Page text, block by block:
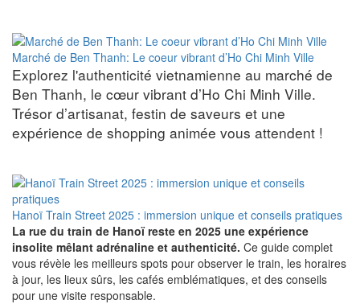
Marché de Ben Thanh: Le coeur vibrant d’Ho Chi Minh Ville
Explorez l'authenticité vietnamienne au marché de
Ben Thanh, le cœur vibrant d’Ho Chi Minh Ville.
Trésor d’artisanat, festin de saveurs et une
expérience de shopping animée vous attendent !
Hanoï Train Street 2025 : immersion unique et conseils pratiques
La rue du train de Hanoï reste en 2025 une expérience
insolite mêlant adrénaline et authenticité. Ce guide complet
vous révèle les meilleurs spots pour observer le train, les horaires
à jour, les lieux sûrs, les cafés emblématiques, et des conseils
pour une visite responsable.